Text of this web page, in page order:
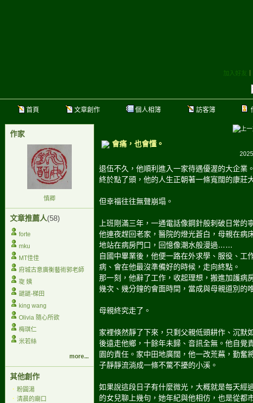
首頁 文章創作 個人相簿 訪客簿
加入好友
作家
慎卿
文章推薦人(58)
forte
mku
MT佳佳
府城古意廣衡藝術郭老師
琁 姨
謎謎-梯田
king wang
Olivia 隨心所欲
梅琪仁
米若絲
more...
其他創作
‧ 粉圓湯
‧ 清晨的廟口
會痛，也會懂。
退伍不久，他順利進入一家待遇優渥的大企業
終於點了頭，他的人生正朝著一條寬闊的康莊
但幸福往往無聲崩塌。
上班剛滿三年，一通電話像鋼針般刺破日常的
他連夜趕回老家，醫院的燈光蒼白，母親在病
地站在病房門口，回憶像潮水般漫過……
自國中畢業後，他便一路在外求學、服役、工
病、會在他最沒準備好的時候，走向終點。
那一刻，他辭了工作，收起理想，搬進加護病
幾次、幾分鐘的會面時間，當成與母親道別的
母親終究走了。
家裡倏然靜了下來，只剩父親低頭耕作、沉默
後遠走他鄉，十餘年未歸、音訊全無。他自覺
園的責任。家中田地廣闊，他一改荒蕪，勤奮
子靜靜流淌成一條不驚不擾的小溪。
如果說這段日子有什麼微光，大概就是每天經
的女兒聊上幾句，她年紀與他相仿，也是從都